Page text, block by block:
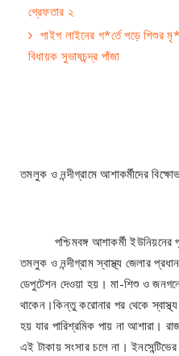
গ্রেফতার ২
পাইপ লাইনের গ*র্তে পড়ে শিশুর
বিধায়ক সুভাষচন্দ্র পাঁজা
তমলুক ও নন্দীগ্রামে আশাকর্মীদের
পশ্চিমবঙ্গ আশাকর্মী ইউনিয়নের
তমলুক ও নন্দীগ্রাম স্বাস্থ্য জেলার
ডেপুটেশন দেওয়া হয়। মা-শিশু ও
থাকেন।কিন্তু করোনার পর থেকে
হয় যার পারিশ্রমিক পায় না আশারা।
এই টাকায় সংসার চলে না।